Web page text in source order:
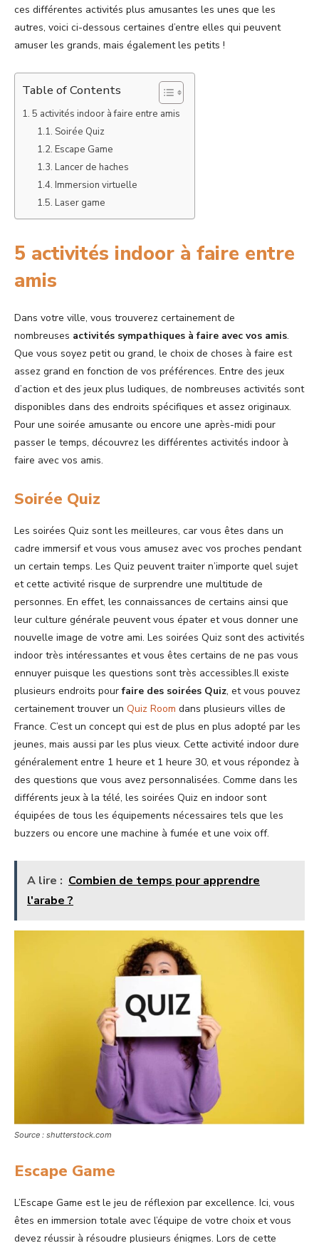
ces différentes activités plus amusantes les unes que les
autres, voici ci-dessous certaines d’entre elles qui peuvent
amuser les grands, mais également les petits !
Table of Contents
5 activités indoor à faire entre amis
Soirée Quiz
Escape Game
Lancer de haches
Immersion virtuelle
Laser game
5 activités indoor à faire entre
amis
Dans votre ville, vous trouverez certainement de
nombreuses activités sympathiques à faire avec vos amis.
Que vous soyez petit ou grand, le choix de choses à faire est
assez grand en fonction de vos préférences. Entre des jeux
d’action et des jeux plus ludiques, de nombreuses activités sont
disponibles dans des endroits spécifiques et assez originaux.
Pour une soirée amusante ou encore une après-midi pour
passer le temps, découvrez les différentes activités indoor à
faire avec vos amis.
Soirée Quiz
Les soirées Quiz sont les meilleures, car vous êtes dans un
cadre immersif et vous vous amusez avec vos proches pendant
un certain temps. Les Quiz peuvent traiter n’importe quel sujet
et cette activité risque de surprendre une multitude de
personnes. En effet, les connaissances de certains ainsi que
leur culture générale peuvent vous épater et vous donner une
nouvelle image de votre ami. Les soirées Quiz sont des activités
indoor très intéressantes et vous êtes certains de ne pas vous
ennuyer puisque les questions sont très accessibles.Il existe
plusieurs endroits pourfaire des soirées Quiz, et vous pouvez
certainement trouver un Quiz Room dans plusieurs villes de
France. C’est un concept qui est de plus en plus adopté par les
jeunes, mais aussi par les plus vieux. Cette activité indoor dure
généralement entre 1 heure et 1 heure 30, et vous répondez à
des questions que vous avez personnalisées. Comme dans les
différents jeux à la télé, les soirées Quiz en indoor sont
équipées de tous les équipements nécessaires tels que les
buzzers ou encore une machine à fumée et une voix off.
A lire : Combien de temps pour apprendre
l'arabe ?
Source : shutterstock.com
Escape Game
L’Escape Game est le jeu de réflexion par excellence. Ici, vous
êtes en immersion totale avec l’équipe de votre choix et vous
devez réussir à résoudre plusieurs énigmes. Lors de cette